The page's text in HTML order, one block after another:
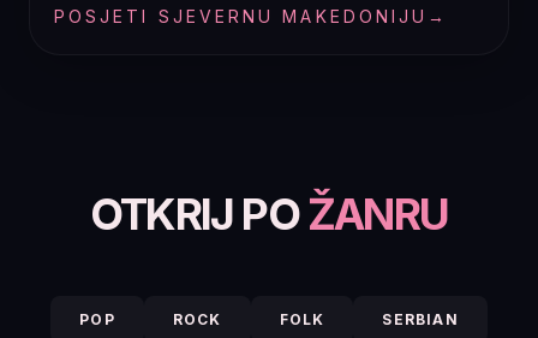
POSJETI SJEVERNU MAKEDONIJU →
OTKRIJ POŽANRU
POP ROCK FOLK SERBIAN